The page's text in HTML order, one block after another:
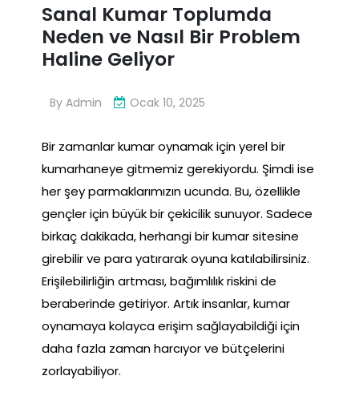
Sanal Kumar Toplumda
Neden ve Nasıl Bir Problem
Haline Geliyor
By Admin Ocak 10, 2025
Bir zamanlar kumar oynamak için yerel bir
kumarhaneye gitmemiz gerekiyordu. Şimdi ise
her şey parmaklarımızın ucunda. Bu, özellikle
gençler için büyük bir çekicilik sunuyor. Sadece
birkaç dakikada, herhangi bir kumar sitesine
girebilir ve para yatırarak oyuna katılabilirsiniz.
Erişilebilirliğin artması, bağımlılık riskini de
beraberinde getiriyor. Artık insanlar, kumar
oynamaya kolayca erişim sağlayabildiği için
daha fazla zaman harcıyor ve bütçelerini
zorlayabiliyor.